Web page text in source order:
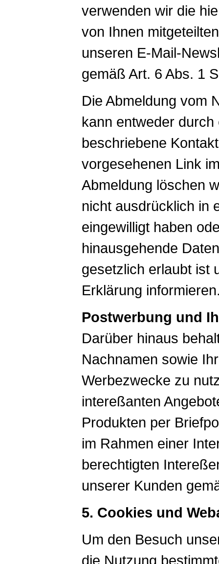
verwenden wir die
von Ihnen
unseren E-Mail-
gemäß Art. 6 Abs. 1
Die Abmeldung vom
kann entweder
beschriebene
vorgesehenen Link
Abmeldung löschen
nicht ausdrücklich in
eingewilligt haben
hinausgehende
gesetzlich erlaubt ist
Erklärung
Postwerbung und
Darüber hinaus
Nachnamen sowie
Werbezwecke zu
intereßanten
Produkten per
im Rahmen einer
berechtigten
unserer Kunden
5. Cookies und
Um den Besuch
die Nutzung